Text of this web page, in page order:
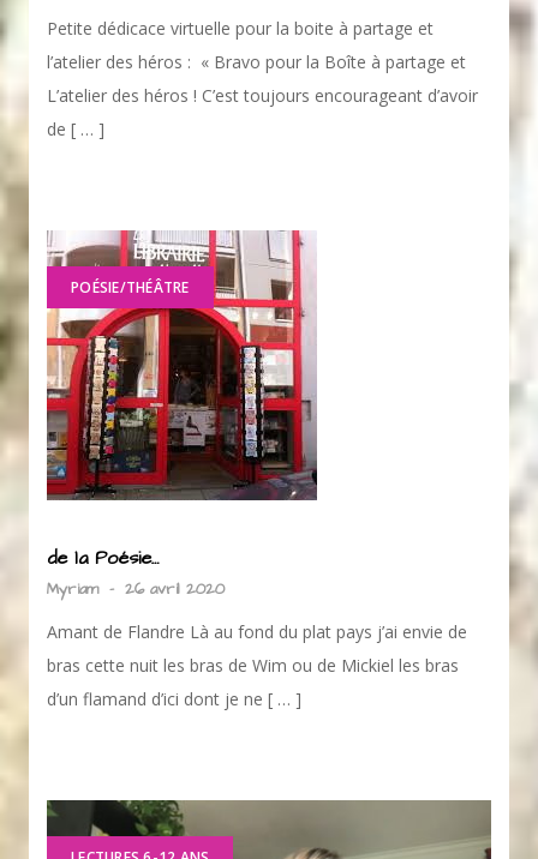
Petite dédicace virtuelle pour la boite à partage et
l’atelier des héros : « Bravo pour la Boîte à partage et
L’atelier des héros ! C’est toujours encourageant d’avoir
de [ … ]
POÉSIE/THÉÂTRE
de la Poésie…
Myriam - 26 avril 2020
Amant de Flandre Là au fond du plat pays j’ai envie de
bras cette nuit les bras de Wim ou de Mickiel les bras
d’un flamand d’ici dont je ne [ … ]